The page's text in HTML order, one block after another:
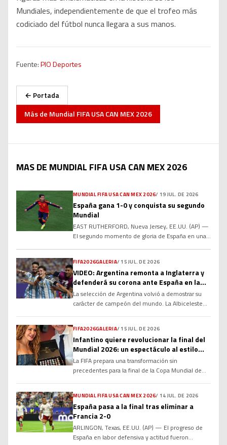
Mundiales, independientemente de que el trofeo más
codiciado del fútbol nunca llegara a sus manos.
Fuente:PIO Deportes
← Portada
Más de Mundial FIFA USA CAN MEX 2026
MAS DE MUNDIAL FIFA USA CAN MEX 2026
MUNDIAL FIFA USA CAN MEX 2026/ 19 JUL. DE 2026
España gana 1-0 y conquista su segundo
Mundial
EAST RUTHERFORD, Nueva Jersey, EE.UU. (AP) —
El segundo momento de gloria de España en una
anotar a los 106 minutos el gol que le dio el
domingo a la Roja la victoria 1-0 ante […]
FIFA2026GALERIA/ 15 JUL. DE 2026
VIDEO: Argentina remonta a Inglaterra y
defenderá su corona ante España en la
gran final del Mundial 2026
La selección de Argentina volvió a demostrar su
carácter de campeón del mundo. La Albiceleste
la Copa Mundial de la FIFA 2026, donde buscará
defender su título frente a una inspirada España el
próximo domingo 19 de […]
FIFA2026GALERIA/ 15 JUL. DE 2026
Infantino quiere revolucionar la final del
Mundial 2026: un espectáculo al estilo
Super Bowl con 30 minutos de descanso
La FIFA prepara una transformación sin
precedentes para la final de la Copa Mundial de
importante del fútbol en un evento de
entretenimiento global, inspirado en el
espectáculo del Super Bowl, con un entretiempo
extendido de hasta 30 minutos y un ambicioso
show […]
MUNDIAL FIFA USA CAN MEX 2026/ 14 JUL. DE 2026
España pasa a la final tras eliminar a
Francia 2-0
ARLINGON, Texas, EE.UU. (AP) — El progreso de
España en labor defensiva y actitud fueron